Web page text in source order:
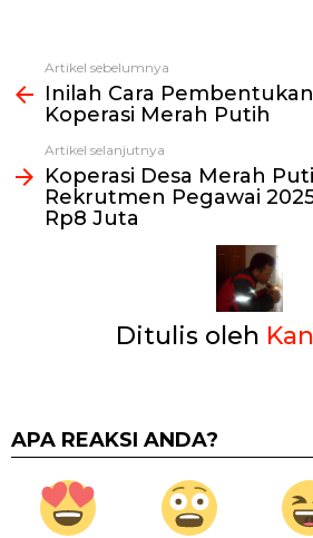
Lihat
selengkapnya
Artikel sebelumnya
Inilah Cara
Koperasi Merah Putih
Artikel selanjutnya
Koperasi Desa Merah
Rekrutmen Pegawai
Rp8 Juta
Ditulis oleh
APA REAKSI ANDA?